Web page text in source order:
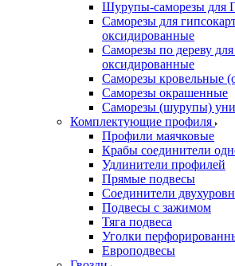
Шурупы-саморезы для
Саморезы для
оксидированные
Саморезы по дереву
оксидированные
Саморезы кровельные
Саморезы окрашенные
Саморезы (шурупы)
Комплектующие профиля
Профили маячковые
Крабы соединители
Удлинители профилей
Прямые подвесы
Соединители
Подвесы с зажимом
Тяга подвеса
Уголки
Европодвесы